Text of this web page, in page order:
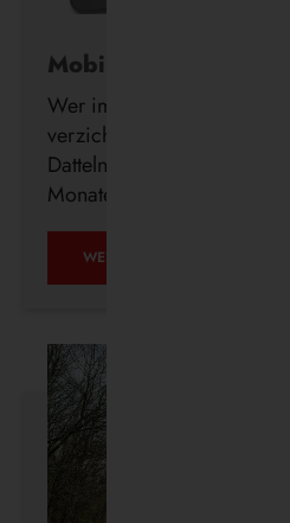
Mobil ohne Auto
Wer im Alter freiwillig auf
verzichtet, erhält ab sofort
Datteln kostenlos ein
Monate.
WEITERLESEN …